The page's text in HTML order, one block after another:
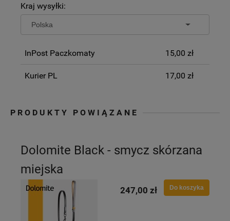
KOSZTÓW PŁATNOŚCI
Kraj wysyłki:
InPost Paczkomaty 15,00 zł
Kurier PL 17,00 zł
PRODUKTY POWIĄZANE
Dolomite Black - smycz skórzana
miejska
247,00 zł Do koszyka